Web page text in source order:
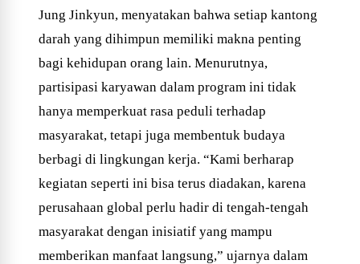
Jung Jinkyun, menyatakan bahwa setiap kantong
darah yang dihimpun memiliki makna penting
bagi kehidupan orang lain. Menurutnya,
partisipasi karyawan dalam program ini tidak
hanya memperkuat rasa peduli terhadap
masyarakat, tetapi juga membentuk budaya
berbagi di lingkungan kerja. “Kami berharap
kegiatan seperti ini bisa terus diadakan, karena
perusahaan global perlu hadir di tengah-tengah
masyarakat dengan inisiatif yang mampu
memberikan manfaat langsung,” ujarnya dalam